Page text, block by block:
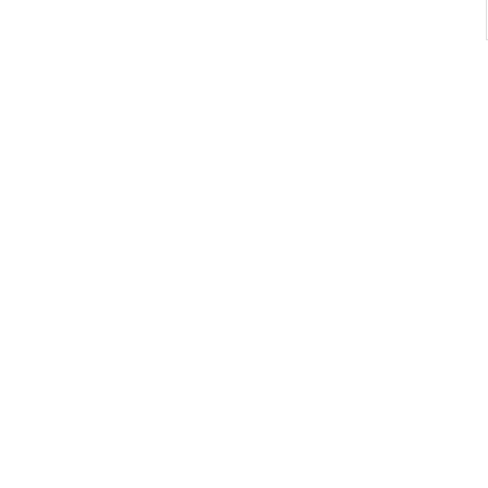
反，并将此作为上诉理由。此
金建熙判处4年监禁及5000万